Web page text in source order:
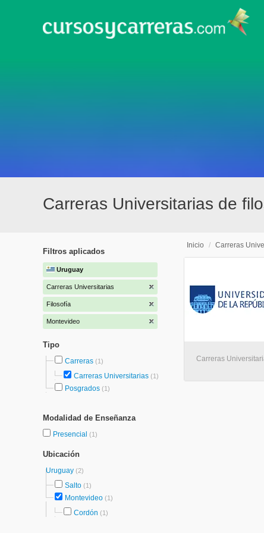
Carreras Universitarias de
Filtros aplicados
Uruguay
Carreras Universitarias
Filosofía
Montevideo
Tipo
Carreras (1)
Carreras Universitarias (1)
Posgrados (1)
Modalidad de Enseñanza
Presencial (1)
Ubicación
Uruguay (2)
Salto (1)
Montevideo (1)
Cordón (1)
Inicio / Carreras
Carreras